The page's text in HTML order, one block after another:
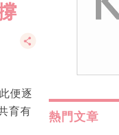
便逐
育有
熱門文章